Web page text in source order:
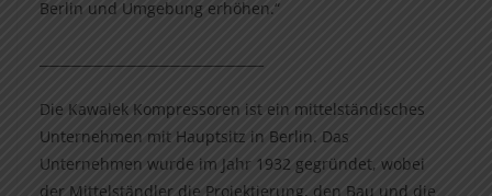
Berlin und Umgebung erhöhen.“
Die Kawalek Kompressoren ist ein mittelständisches
Unternehmen mit Hauptsitz in Berlin. Das
Unternehmen wurde im Jahr 1932 gegründet, wobei
der Mittelständler die Projektierung, den Bau und die